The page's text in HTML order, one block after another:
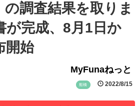
の調査結果を取りま
が完成、8月1日か
開始
MyFunaねっと
船橋 2022/8/15